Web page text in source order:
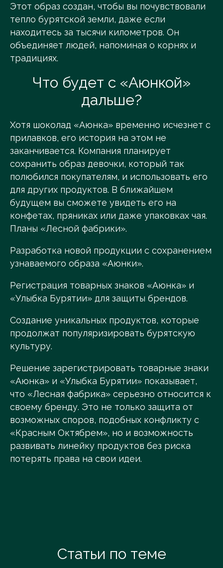
Этот образ создан, чтобы вы почувствовали
тепло бурятской земли, даже если
находитесь за тысячи километров. Он
объединяет людей, напоминая о корнях и
традициях.
Что будет с «Аюнкой»
дальше?
Хотя шоколад «Аюнка» временно исчезнет с
прилавков, его история на этом не
заканчивается. Компания планирует
сохранить образ девочки, который так
полюбился покупателям, и использовать его
для других продуктов. В ближайшем
будущем вы сможете увидеть его на
конфетах, пряниках или даже упаковках чая.
Планы «Лесной фабрики».
Разработка новой продукции с сохранением
узнаваемого образа «Аюнки».
Регистрация товарных знаков «Аюнка» и
«Улыбка Бурятии» для защиты брендов.
Создание уникальных продуктов, которые
продолжат популяризировать бурятскую
культуру.
Решение зарегистрировать товарные знаки
«Аюнка» и «Улыбка Бурятии» показывает,
что «Лесная фабрика» серьезно относится к
своему бренду. Это не только защита от
возможных споров, подобных конфликту с
«Красным Октябрем», но и возможность
развивать линейку продуктов без риска
потерять права на свои идеи.
Статьи по теме